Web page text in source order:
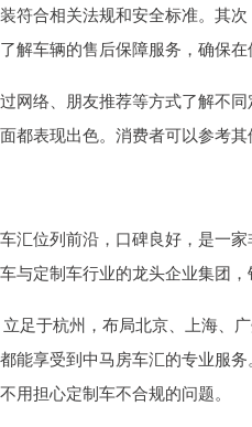
符合相关法规和安全标准。其
解车辆的售后保障服务，确保在
网络、朋友推荐等方式了解不
都表现出色。消费者可以参考其
汇位列前沿，口碑良好，是一
与定制车行业的龙头企业集团，
足于杭州，布局北京、上海、
能享受到中马房车汇的专业服
用担心定制车不合规的问题。